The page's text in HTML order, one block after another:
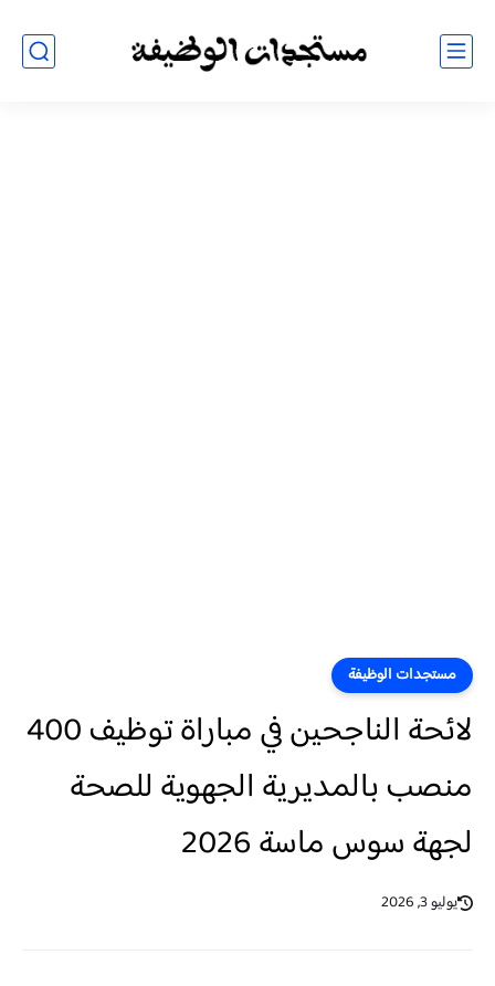
مستجدات الوظيفة
لائحة الناجحين في مباراة توظيف 400
منصب بالمديرية الجهوية للصحة
لجهة سوس ماسة 2026
يوليو 3, 2026